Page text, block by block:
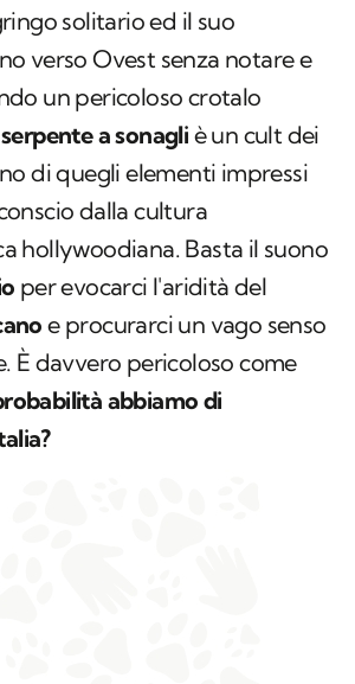
solitario ed il suo
verso Ovest senza notare e
un pericoloso crotalo
serpente a sonagli è un cult dei
di quegli elementi impressi
dalla cultura
hollywoodiana. Basta il suono
per evocarci l'aridità del
e procurarci un vago senso
È davvero pericoloso come
abbiamo di